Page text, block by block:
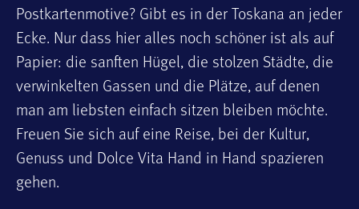
Postkartenmotive? Gibt es in der Toskana an jeder
Ecke. Nur dass hier alles noch schöner ist als auf
Papier: die sanften Hügel, die stolzen Städte, die
verwinkelten Gassen und die Plätze, auf denen
man am liebsten einfach sitzen bleiben möchte.
Freuen Sie sich auf eine Reise, bei der Kultur,
Genuss und Dolce Vita Hand in Hand spazieren
gehen.